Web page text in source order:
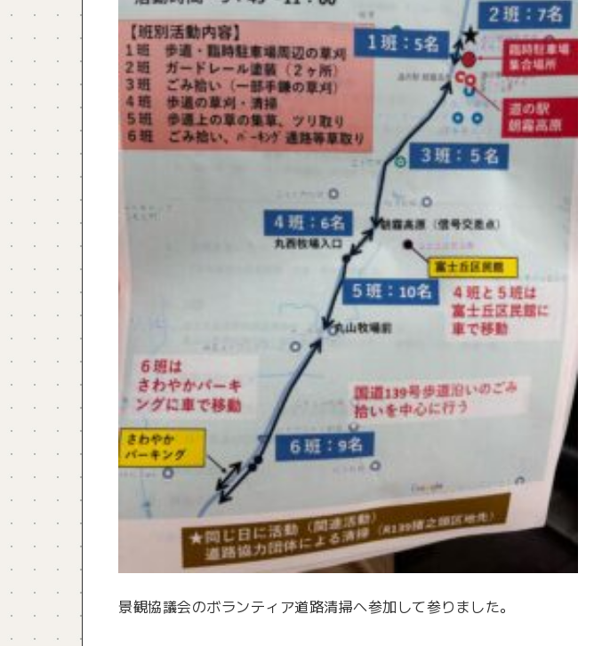
景観協議会のボランティア道路清掃へ参加して参りました。